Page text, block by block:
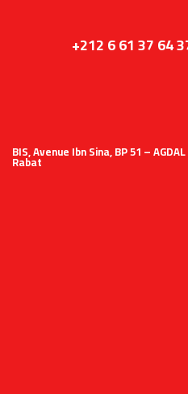
+212 6 61 37 64
51 BIS, Avenue Ibn Sina, BP 51 –
Rabat